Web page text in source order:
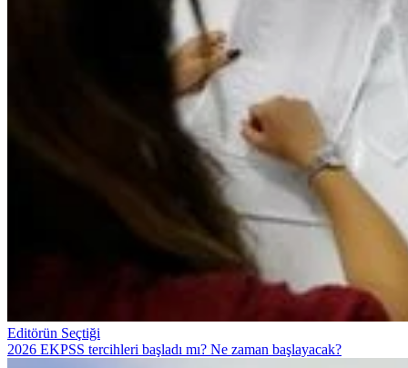
Editörün Seçtiği
2026 EKPSS tercihleri başladı mı? Ne zaman başlayacak?